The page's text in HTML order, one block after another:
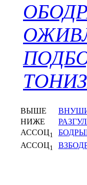
ВЫШЕ
НИЖЕ
АССОЦ1
АССОЦ1